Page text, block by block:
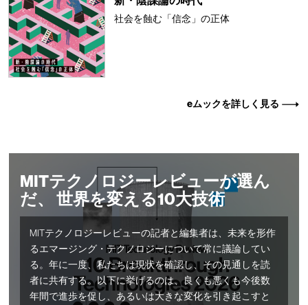
社会を蝕む「信念」の正体
eムックを詳しく見る
MITテクノロジーレビューが選ん
だ、 世界を変える10大技術
MITテクノロジーレビューの記者と編集者は、未来を形作
るエマージング・テクノロジーについて常に議論してい
る。年に一度、私たちは現状を確認し、その見通しを読
者に共有する。以下に挙げるのは、良くも悪くも今後数
年間で進歩を促し、あるいは大きな変化を引き起こすと